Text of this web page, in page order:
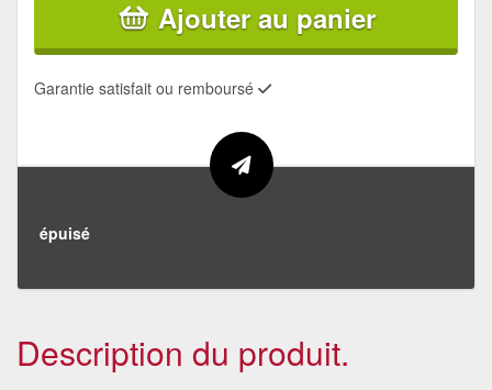
Ajouter au panier
Garantie satisfait ou remboursé
épuisé
Description du produit.